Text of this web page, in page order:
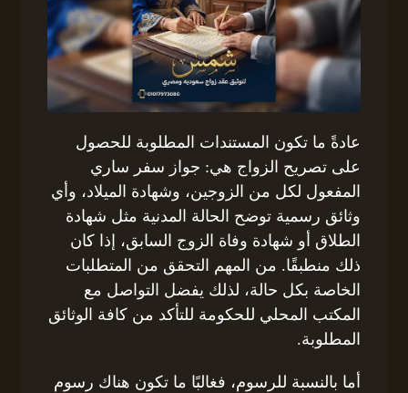
عادةً ما تكون المستندات المطلوبة للحصول
على تصريح الزواج هي: جواز سفر ساري
المفعول لكل من الزوجين، وشهادة الميلاد، وأي
وثائق رسمية توضح الحالة المدنية مثل شهادة
الطلاق أو شهادة وفاة الزوج السابق، إذا كان
ذلك منطبقًا. من المهم التحقق من المتطلبات
الخاصة بكل حالة، لذلك يفضل التواصل مع
المكتب المحلي للحكومة للتأكد من كافة الوثائق
المطلوبة.
أما بالنسبة للرسوم، فغالبًا ما تكون هناك رسوم